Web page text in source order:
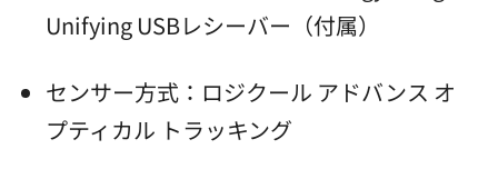
Unifying USBレシーバー（付属）
センサー方式：ロジクール アドバンス オ
プティカル トラッキング